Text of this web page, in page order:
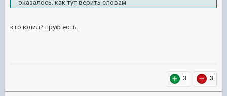
оказалось. как тут верить словам
кто юлил? пруф есть.
3 3